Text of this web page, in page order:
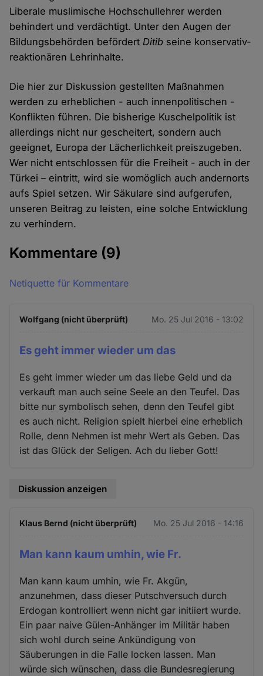
Liberale muslimische Hochschullehrer werden
behindert und verdächtigt. Unter den Augen der
Bildungsbehörden befördertDitib seine konservativ-
reaktionären Lehrinhalte.
Die hier zur Diskussion gestellten Maßnahmen
werden zu erheblichen - auch innenpolitischen -
Konflikten führen. Die bisherige Kuschelpolitik ist
allerdings nicht nur gescheitert, sondern auch
geeignet, Europa der Lächerlichkeit preiszugeben.
Wer nicht entschlossen für die Freiheit - auch in der
Türkei – eintritt, wird sie womöglich auch andernorts
aufs Spiel setzen. Wir Säkulare sind aufgerufen,
unseren Beitrag zu leisten, eine solche Entwicklung
zu verhindern.
Kommentare (9)
Netiquette für Kommentare
Wolfgang (nicht überprüft) Mo. 25 Jul 2016 - 13:02
Es geht immer wieder um das
Es geht immer wieder um das liebe Geld und da
verkauft man auch seine Seele an den Teufel. Das
bitte nur symbolisch sehen, denn den Teufel gibt
es auch nicht. Religion spielt hierbei eine erheblich
Rolle, denn Nehmen ist mehr Wert als Geben. Das
ist das Glück der Seligen. Ach du lieber Gott!
Diskussion anzeigen
Klaus Bernd (nicht überprüft) Mo. 25 Jul 2016 - 14:16
Man kann kaum umhin, wie Fr.
Man kann kaum umhin, wie Fr. Akgün,
anzunehmen, dass dieser Putschversuch durch
Erdogan kontrolliert wenn nicht gar initiiert wurde.
Ein paar naive Gülen-Anhänger im Militär haben
sich wohl durch seine Ankündigung von
Säuberungen in die Falle locken lassen. Man
würde sich wünschen, dass die Bundesregierung